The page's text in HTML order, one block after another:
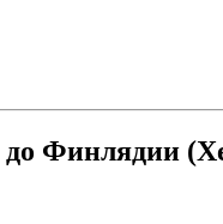
Финлядии